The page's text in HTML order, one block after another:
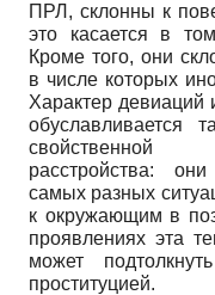
ПРЛ, склонны к
это касается в
Кроме того, они
в числе которых
Характер девиаций
обуславливается
свойственной
расстройства:
самых разных
к окружающим в
проявлениях эта
может
проституцией.